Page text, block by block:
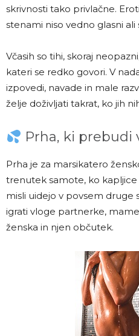
skrivnosti tako privlačne.
stenami niso vedno glasni
Včasih so tihi, skoraj
kateri se redko govori. V
izpovedi, navade in male
želje doživljati takrat, ko jih
Prha, ki prebudi
Prha je za marsikatero
trenutek samote, ko
misli uidejo v povsem druge
igrati vloge partnerke,
ženska in njen občutek.